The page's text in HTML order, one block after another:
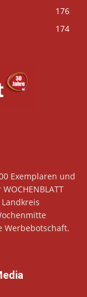
176
174
Exemplaren und
Werbebotschaft.